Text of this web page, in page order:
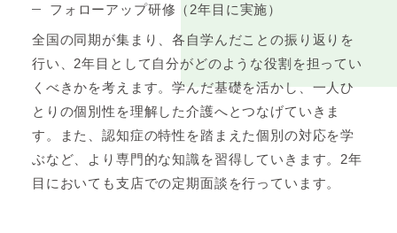
フォローアップ研修（2年目に実施）
全国の同期が集まり、各自学んだことの振り返りを
行い、2年目として自分がどのような役割を担ってい
くべきかを考えます。学んだ基礎を活かし、一人ひ
とりの個別性を理解した介護へとつなげていきま
す。また、認知症の特性を踏まえた個別の対応を学
ぶなど、より専門的な知識を習得していきます。2年
目においても支店での定期面談を行っています。